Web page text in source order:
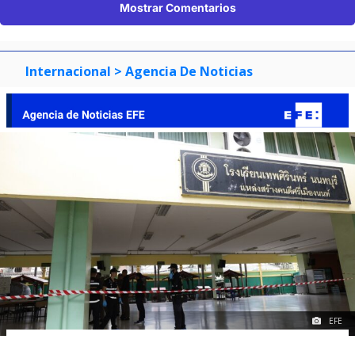
Mostrar Comentarios
Internacional > Agencia De Noticias
EFE